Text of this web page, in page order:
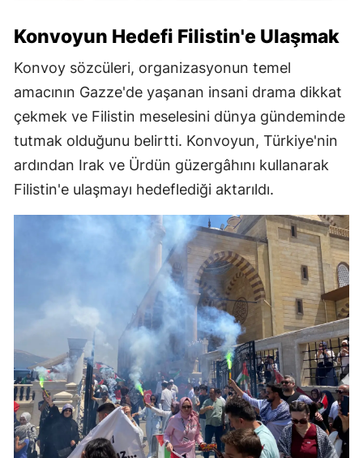
Konvoyun Hedefi Filistin'e Ulaşmak
Konvoy sözcüleri, organizasyonun temel
amacının Gazze'de yaşanan insani drama dikkat
çekmek ve Filistin meselesini dünya gündeminde
tutmak olduğunu belirtti. Konvoyun, Türkiye'nin
ardından Irak ve Ürdün güzergâhını kullanarak
Filistin'e ulaşmayı hedeflediği aktarıldı.